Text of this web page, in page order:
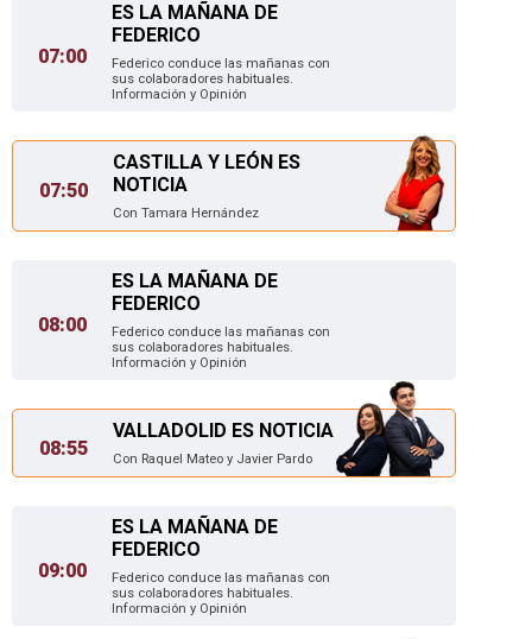
07:00
ES LA MAÑANA DE
FEDERICO
Federico conduce las mañanas con
sus colaboradores habituales.
Información y Opinión
07:50
CASTILLA Y LEÓN ES
NOTICIA
Con Tamara Hernández
08:00
ES LA MAÑANA DE
FEDERICO
Federico conduce las mañanas con
sus colaboradores habituales.
Información y Opinión
08:55
VALLADOLID ES NOTICIA
Con Raquel Mateo y Javier Pardo
09:00
ES LA MAÑANA DE
FEDERICO
Federico conduce las mañanas con
sus colaboradores habituales.
Información y Opinión